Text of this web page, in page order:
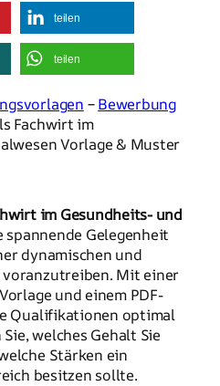
teilen
teilen
–Bewerbung
Fachwirt im
Vorlage & Muster
im Gesundheits- und
Gelegenheit
dynamischen und
voranzutreiben. Mit einer
und einem PDF-
Qualifikationen optimal
welches Gehalt Sie
Stärken ein
besitzen sollte.